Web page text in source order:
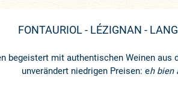
FONTAURIOL - LÉZIGNAN -
begeistert mit authentischen Weinen
unverändert niedrigen Preisen: eh bien